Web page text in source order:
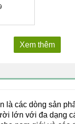
Xem thêm
là các dòng sản
lớn với đa dạng